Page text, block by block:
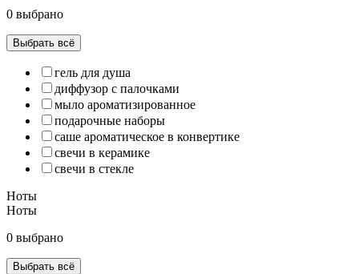
0 выбрано
Выбрать всё
гель для душа
диффузор с палочками
мыло ароматизированное
подарочные наборы
саше ароматическое в конвертике
свечи в керамике
свечи в стекле
Ноты
Ноты
0 выбрано
Выбрать всё